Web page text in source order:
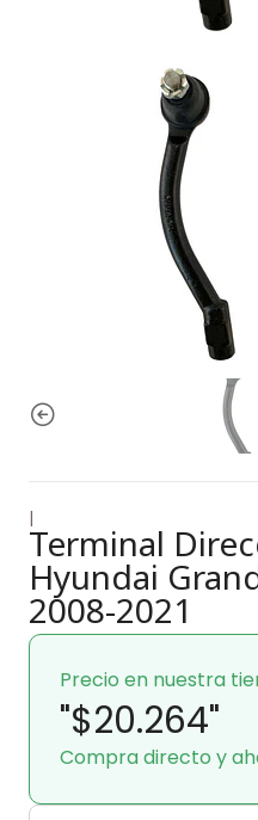
|
Terminal
Hyundai
2008-2021
Precio en nuestra
"$20.264"
Compra directo y